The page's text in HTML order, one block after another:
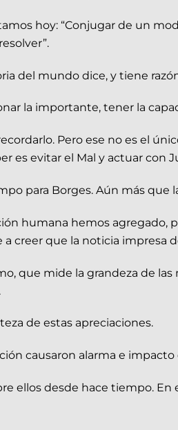
hoy: “Conjugar de un
del mundo dice, y tiene
la importante, tener la
Pero ese no es el
es evitar el Mal y actuar con
para Borges. Aún más
humana hemos
creer que la noticia impresa
que mide la grandeza de
de estas apreciaciones.
causaron alarma e
ellos desde hace tiempo.